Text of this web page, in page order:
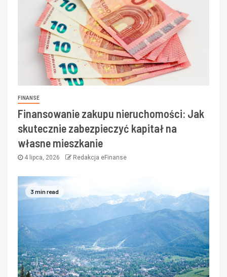
FINANSE
Finansowanie zakupu nieruchomości: Jak
skutecznie zabezpieczyć kapitał na
własne mieszkanie
4 lipca, 2026 Redakcja eFinanse
3 min read